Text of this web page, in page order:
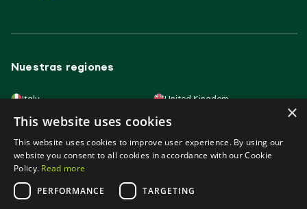
Nuestras regiones
Italy
Spain
United Kingdom
Germany
Poland
Hungary
Portugal
×
This website uses cookies
This website uses cookies to improve user experience. By using our
website you consent to all cookies in accordance with our Cookie
Policy. Read more
PERFORMANCE
TARGETING